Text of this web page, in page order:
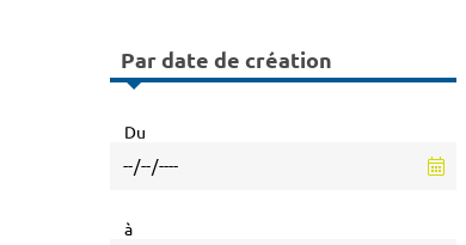
Par date de création
Du
à